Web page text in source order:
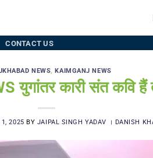
CONTACT US
NEWS,KAIMGANJ NEWS
युगांतर कारी संत कवि हैं
1, 2025 BY JAIPAL SINGH YADAV । DANISH